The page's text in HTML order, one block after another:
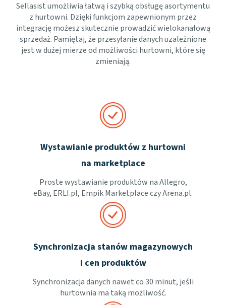
Sellasist umożliwia łatwą i szybką obsługę asortymentu
z hurtowni. Dzięki funkcjom zapewnionym przez
integrację możesz skutecznie prowadzić wielokanałową
sprzedaż. Pamiętaj, że przesyłanie danych uzależnione
jest w dużej mierze od możliwości hurtowni, które się
zmieniają.
Wystawianie produktów z hurtowni
na marketplace
Proste wystawianie produktów na Allegro,
eBay, ERLI.pl, Empik Marketplace czy Arena.pl.
Synchronizacja stanów magazynowych
i cen produktów
Synchronizacja danych nawet co 30 minut, jeśli
hurtownia ma taką możliwość.